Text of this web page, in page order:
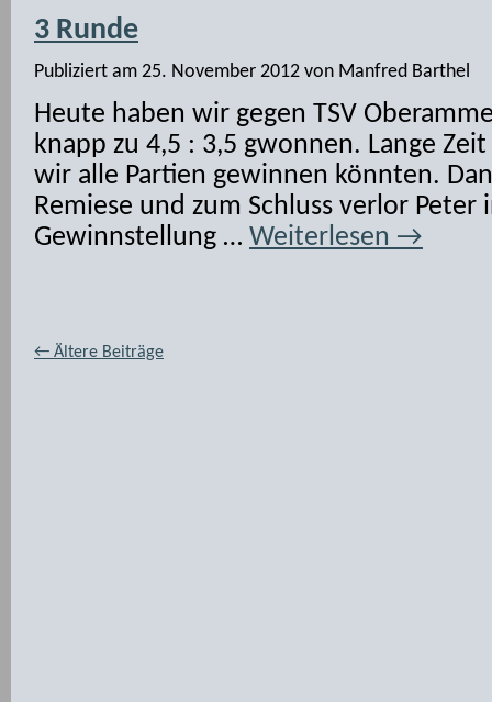
3 Runde
Publiziert am 25. November 2012 von Manfred Barthel
Heute haben wir gegen TSV
knapp zu 4,5 : 3,5 gwonnen. Lange Zeit
wir alle Partien gewinnen könnten.
Remiese und zum Schluss verlor Peter
Gewinnstellung … Weiterlesen →
← Ältere Beiträge